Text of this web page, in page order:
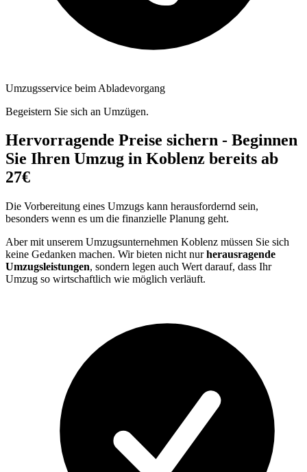
Umzugsservice beim Abladevorgang
Begeistern Sie sich an Umzügen.
Hervorragende Preise sichern - Beginnen
Sie Ihren Umzug in Koblenz bereits ab
27€
Die Vorbereitung eines Umzugs kann herausfordernd sein,
besonders wenn es um die finanzielle Planung geht.
Aber mit unserem Umzugsunternehmen Koblenz müssen Sie sich
keine Gedanken machen. Wir bieten nicht nurherausragende
Umzugsleistungen, sondern legen auch Wert darauf, dass Ihr
Umzug so wirtschaftlich wie möglich verläuft.